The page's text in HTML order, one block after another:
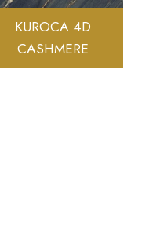
KUROCA 4D
CASHMERE